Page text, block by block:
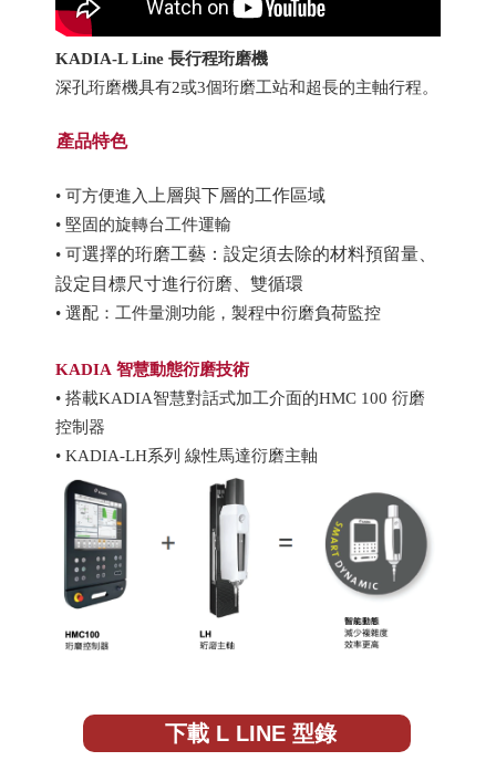
KADIA-L Line 長行程珩磨機
深孔珩磨機具有2或3個珩磨工站和超長的主軸行程。
產品特色
• 可方便進入 上層與下層的工作區域
• 堅固的旋轉台工件運輸
• 可選擇的珩磨工藝：設定須去除的材料預留量、
設定目標尺寸進行衍磨、雙循環
• 選配：工件量測功能，製程中衍磨負荷監控
KADIA 智慧動態衍磨技術
• 搭載KADIA智慧對話式加工介面的HMC 100 衍磨
控制器
• KADIA-LH系列 線性馬達衍磨主軸
下載 L LINE 型錄